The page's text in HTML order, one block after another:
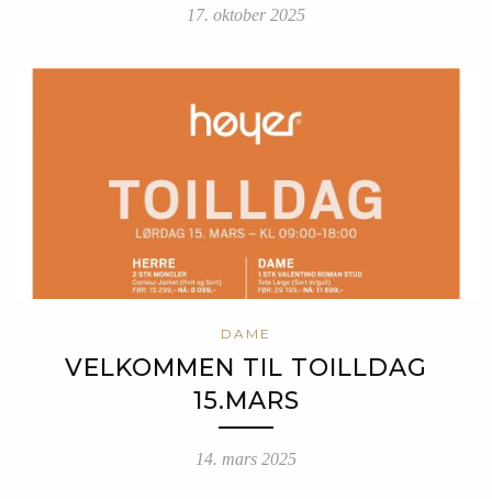
17. oktober 2025
DAME
VELKOMMEN TIL TOILLDAG
15.MARS
14. mars 2025